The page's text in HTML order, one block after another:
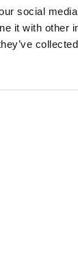
social
it with other
si